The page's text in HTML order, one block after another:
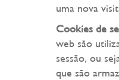
uma nova
Cookies de
web são
sessão, ou
que são